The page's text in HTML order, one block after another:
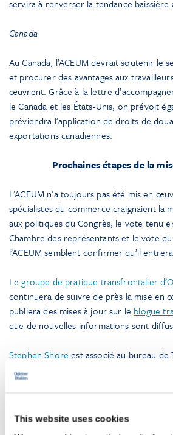
This website uses cookies
servira à renverser la tendance baissière
Canada
Au Canada, l’ACEUM devrait soutenir le
et procurer des avantages aux
œuvrent. Grâce à la lettre
le Canada et les États-Unis, on prévoit
préviendra l’application de droits de
exportations canadiennes.
Prochaines étapes de la
L’ACEUM n’a toujours pas été mis en
spécialistes du commerce craignaient la
aux politiques du Congrès, le vote tenu
Chambre des représentants et le vote
l’ACEUM semblent confirmer qu’il
Legroupe de pratique transfrontalier
continuera de suivre de près la mise en
publiera des mises à jour sur le blogue
que de nouvelles informations sont
Stephen Shore est associé au bureau
Deakins.
d’Ogletree Deakins.